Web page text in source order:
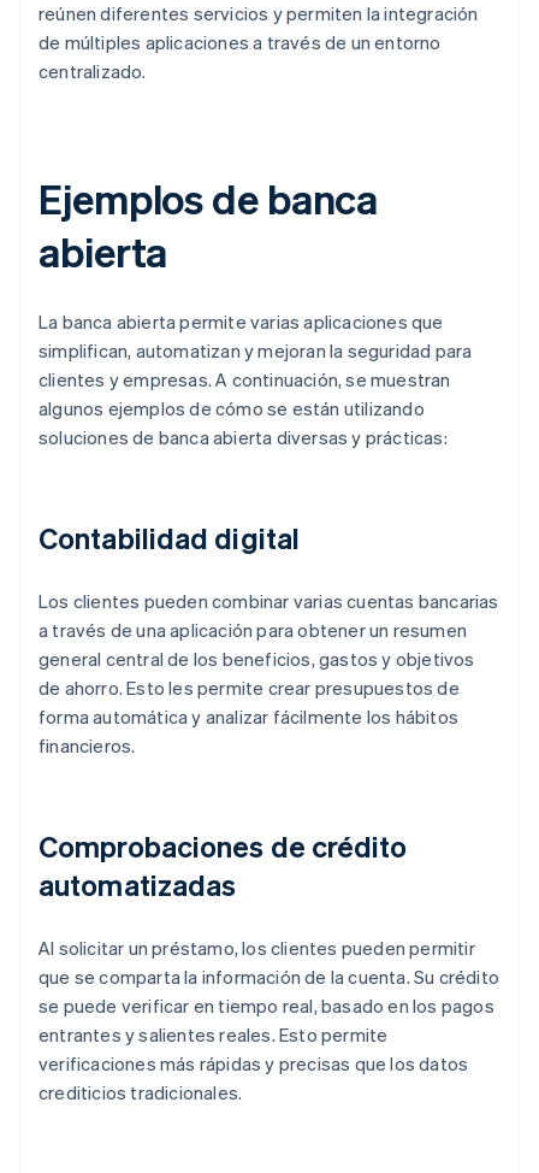
reúnen diferentes servicios y permiten la integración
de múltiples aplicaciones a través de un entorno
centralizado.
Ejemplos de banca
abierta
La banca abierta permite varias aplicaciones que
simplifican, automatizan y mejoran la seguridad para
clientes y empresas. A continuación, se muestran
algunos ejemplos de cómo se están utilizando
soluciones de banca abierta diversas y prácticas:
Contabilidad digital
Los clientes pueden combinar varias cuentas bancarias
a través de una aplicación para obtener un resumen
general central de los beneficios, gastos y objetivos
de ahorro. Esto les permite crear presupuestos de
forma automática y analizar fácilmente los hábitos
financieros.
Comprobaciones de crédito
automatizadas
Al solicitar un préstamo, los clientes pueden permitir
que se comparta la información de la cuenta. Su crédito
se puede verificar en tiempo real, basado en los pagos
entrantes y salientes reales. Esto permite
verificaciones más rápidas y precisas que los datos
crediticios tradicionales.